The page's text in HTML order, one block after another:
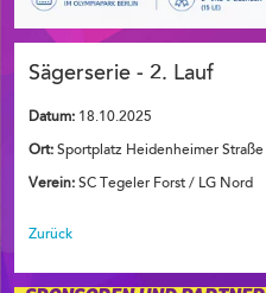
Sägerserie - 2. Lauf
Datum: 18.10.2025
Ort: Sportplatz Heidenheimer Straße
Verein: SC Tegeler Forst / LG Nord
Zurück